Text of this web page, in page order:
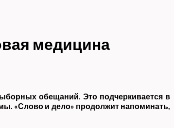
медицина
обещаний. Это подчеркивается в
«Слово и дело» продолжит напоминать,